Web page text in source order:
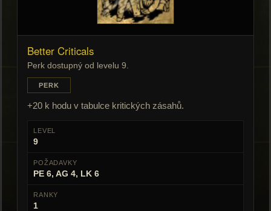
Better Criticals
Perk dostupný od levelu 9.
PERK
+20 k hodu v tabulce kritických zásahů.
LEVEL
9
POŽADAVKY
PE 6, AG 4, LK 6
RANKY
1